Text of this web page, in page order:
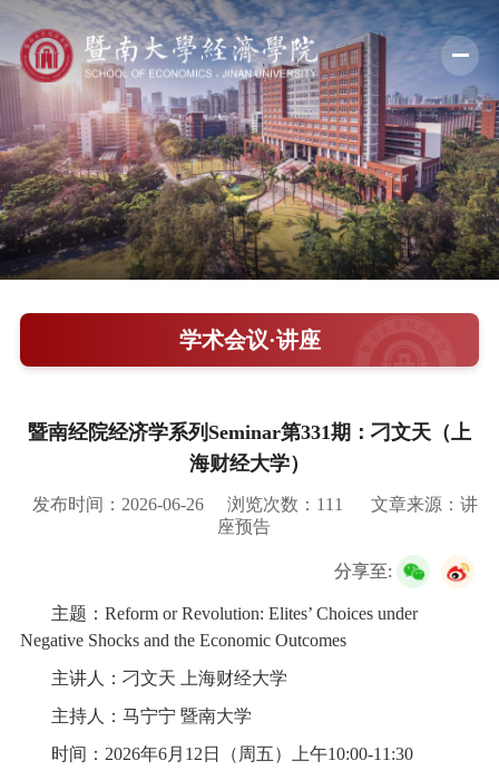
学院概况
新闻中心
师资队伍
科学研究
教学培养
学院党建
校友服务
学术会议·讲座
暨南经院经济学系列Seminar第331期：刁文天（上
海财经大学）
发布时间：2026-06-26 浏览次数： 111
文章来源：讲
座预告
分享至:
主题： Reform or Revolution: Elites’ Choices under
Negative Shocks and the Economic Outcomes
主讲人：刁文天 上海财经大学
主持人：马宁宁 暨南大学
时间：2026年6月12日（周五）上午10:00-11:30